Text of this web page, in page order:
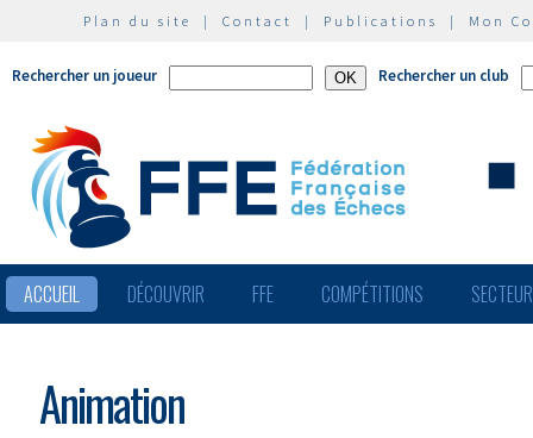
Plan du site | Contact | Publications | Mon
Rechercher un joueur Rechercher un club
ACCUEIL DÉCOUVRIR FFE COMPÉTITIONS
Animation